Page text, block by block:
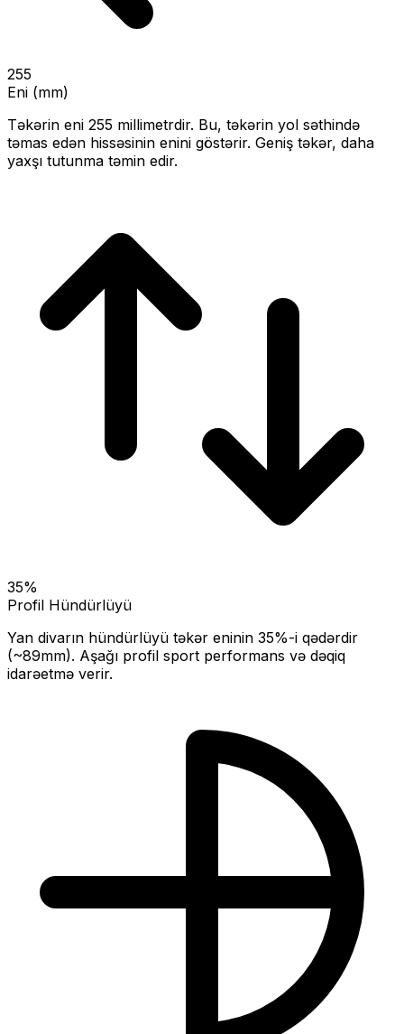
255
Eni (mm)
Təkərin eni 255 millimetrdir. Bu, təkərin yol səthində
təmas edən hissəsinin enini göstərir. Geniş təkər, daha
yaxşı tutunma təmin edir.
35%
Profil Hündürlüyü
Yan divarın hündürlüyü təkər eninin 35%-i qədərdir
(~89mm). Aşağı profil sport performans və dəqiq
idarəetmə verir.